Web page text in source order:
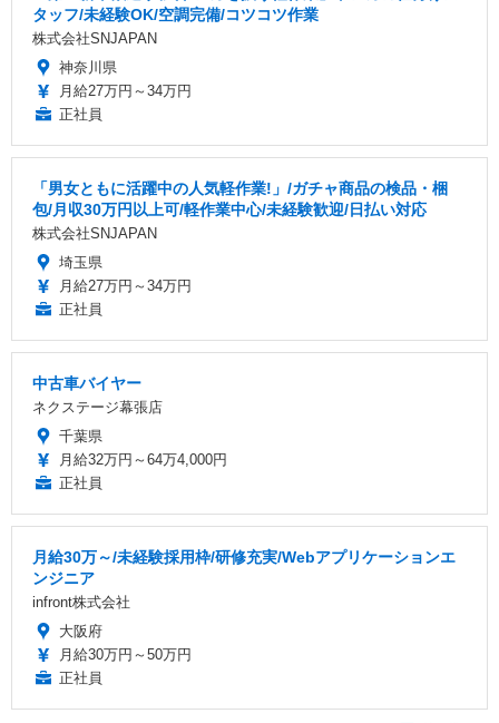
タッフ/未経験OK/空調完備/コツコツ作業
株式会社SNJAPAN
神奈川県
月給27万円～34万円
正社員
「男女ともに活躍中の人気軽作業!」/ガチャ商品の検品・梱
包/月収30万円以上可/軽作業中心/未経験歓迎/日払い対応
株式会社SNJAPAN
埼玉県
月給27万円～34万円
正社員
中古車バイヤー
ネクステージ幕張店
千葉県
月給32万円～64万4,000円
正社員
月給30万～/未経験採用枠/研修充実/Webアプリケーションエ
ンジニア
infront株式会社
大阪府
月給30万円～50万円
正社員